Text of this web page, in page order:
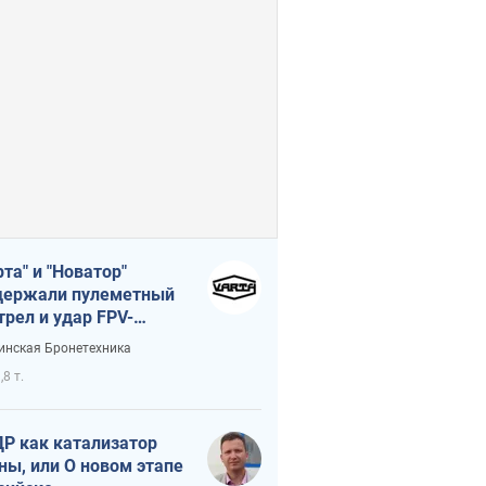
и "Новатор"
пулеметный
и удар FPV-
сохранив жизнь
Бронетехника
т.
как катализатор
или О новом этапе